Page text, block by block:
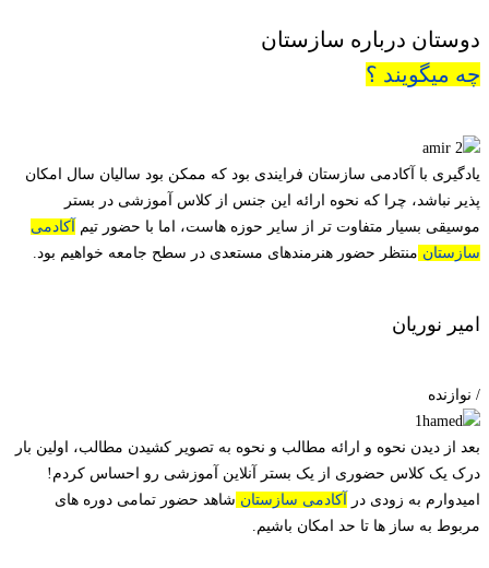
دوستان درباره سازستان
چه میگویند ؟
یادگیری با آکادمی سازستان فرایندی بود که ممکن بود سالیان سال امکان
پذیر نباشد، چرا که نحوه ارائه این جنس از کلاس آموزشی در بستر
موسیقی بسیار متفاوت تر از سایر حوزه هاست، اما با حضور تیم آکادمی
سازستان منتظر حضور هنرمندهای مستعدی در سطح جامعه خواهیم بود.
امیر نوریان
/ نوازنده
بعد از دیدن نحوه و ارائه مطالب و نحوه به تصویر کشیدن مطالب، اولین بار
درک یک کلاس حضوری از یک بستر آنلاین آموزشی رو احساس کردم!
امیدوارم به زودی در
آکادمی سازستان شاهد حضور تمامی دوره های
مربوط به ساز ها تا حد امکان باشیم.